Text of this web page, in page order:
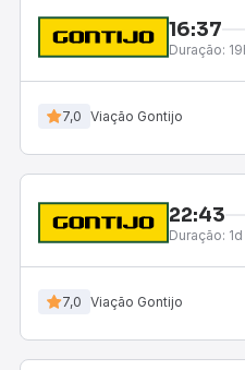
16:37
Duração:
7,0 Viação Gontijo
22:43
Duração:
7,0 Viação Gontijo